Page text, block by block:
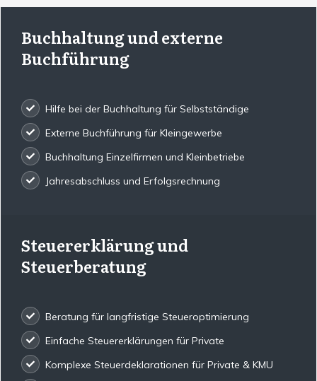
Buchhaltung und externe
Buchführung
Hilfe bei der Buchhaltung für Selbstständige
Externe Buchführung für Kleingewerbe
Buchhaltung Einzelfirmen und Kleinbetriebe
Jahresabschluss und Erfolgsrechnung
Steuererklärung und
Steuerberatung
Beratung für langfristige Steueroptimierung
Einfache Steuererklärungen für Private
Komplexe Steuerdeklarationen für Private & KMU